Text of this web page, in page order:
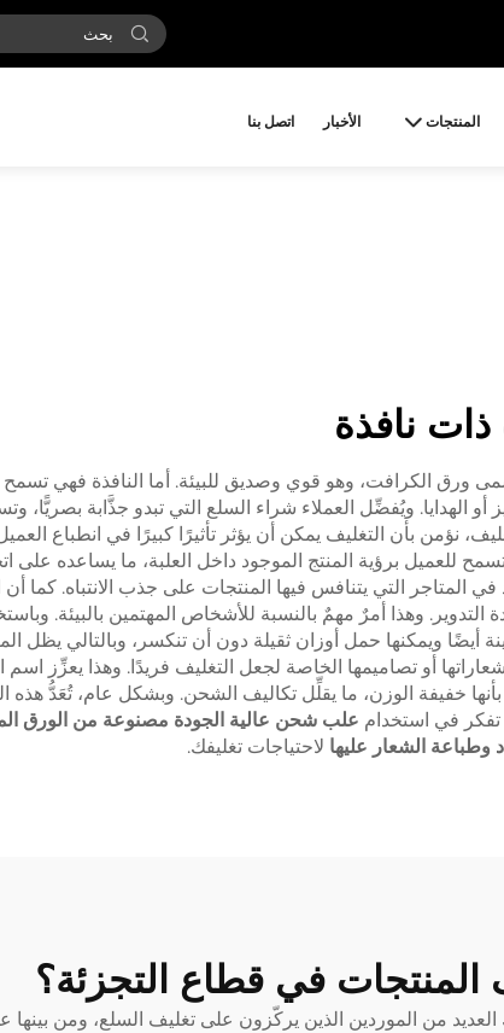
المنتجات الأخبار اتصل بنا
نافذة
الكرافت، وهو قوي وصديق للبيئة. أما النافذة فهي تسمح
الهدايا. ويُفضِّل العملاء شراء السلع التي تبدو جذَّابة بصريًّا،
نؤمن بأن التغليف يمكن أن يؤثر تأثيرًا كبيرًا في انطباع
للعميل برؤية المنتج الموجود داخل العلبة، ما يساعده على
المتاجر التي يتنافس فيها المنتجات على جذب الانتباه. كما أن
وهذا أمرٌ مهمٌ بالنسبة للأشخاص المهتمين بالبيئة.
ويمكنها حمل أوزان ثقيلة دون أن تنكسر، وبالتالي يظل
أو تصاميمها الخاصة لجعل التغليف فريدًا. وهذا يعزِّز اسم
خفيفة الوزن، ما يقلِّل تكاليف الشحن. وبشكل عام، تُعَدُّ هذه
تفكر في استخدام علب شحن عالية الجودة مصنوعة من الورق
وطباعة الشعار عليها لاحتياجات تغليفك.
المنتجات في قطاع التجزئة؟
من الموردين الذين يركّزون على تغليف السلع، ومن